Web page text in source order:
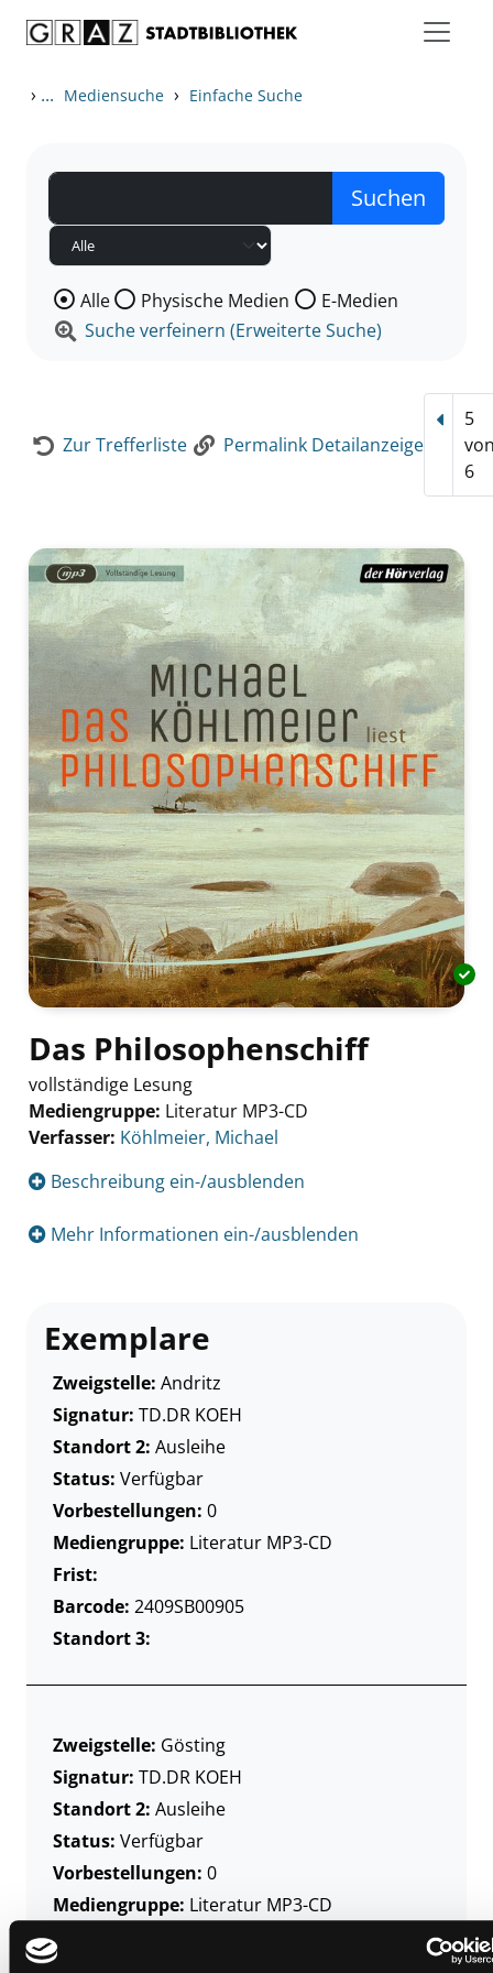
› ... Mediensuche › Einfache Suche
Wählen Sie die Medienart nach der Sie suchen wollen.
Alle Physische Medien
E-Medien
Suche verfeinern (Erweiterte Suche)
Zur Trefferliste Permalink Detailanzeige
5
6
Das Philosophenschiff
vollständige Lesung
Mediengruppe: Literatur MP3-CD
Verfasser: Suche nach diesem Verfasser
Köhlmeier, Michael
Beschreibung ein-/ausblenden
Mehr Informationen ein-/ausblenden
Exemplare
Zweigstelle: Andritz
Signatur: TD.DR KOEH
Standort 2: Ausleihe
Status: Verfügbar
Vorbestellungen: 0
Mediengruppe: Literatur MP3-CD
Frist:
Barcode: 2409SB00905
Standort 3:
Zweigstelle: Gösting
Signatur: TD.DR KOEH
Standort 2: Ausleihe
Status: Verfügbar
Vorbestellungen: 0
Mediengruppe: Literatur MP3-CD
Frist: